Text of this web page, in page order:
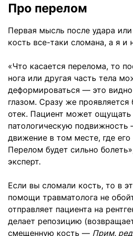
Про перелом
Первая мысль после удара
кость все-таки сломана, а я и
«Что касается перелома, то
нога или другая часть тела
деформироваться — это
глазом. Сразу же
отек. Пациент может ощущать
патологическую подвижность
движение в том месте, где
Перелом будет сильно
эксперт.
Если вы сломали кость, то в
помощи травматолога не
отправляет пациента на
делает репозицию
смещенную кость — Прим.